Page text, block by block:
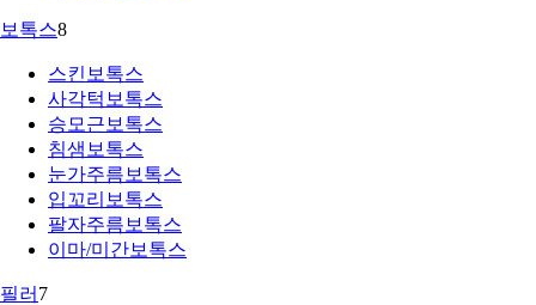
보톡스8
스킨보톡스
사각턱보톡스
승모근보톡스
침샘보톡스
눈가주름보톡스
입꼬리보톡스
팔자주름보톡스
이마/미간보톡스
필러 7